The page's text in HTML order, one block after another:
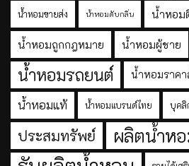
น้ำหอมขายส่ง น้ำหอมดับกลิ่น น้ำหอม
น้ำหอมถูกกฎหมาย น้ำหอมผู้ชาย
น้ำหอมรถยนต์ น้ำหอมราคา
น้ำหอมแท้ น้ำหอมแบรนด์ไทย บุคลิ
ประสมทรัพย์ ผลิตน้ำห